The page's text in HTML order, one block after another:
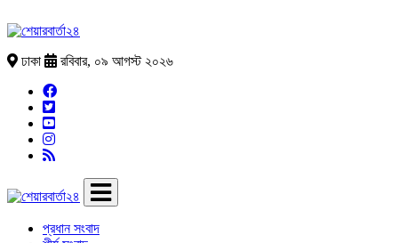
ঢাকা রবিবার, ০৯ আগস্ট ২০২৬
প্রধান সংবাদ